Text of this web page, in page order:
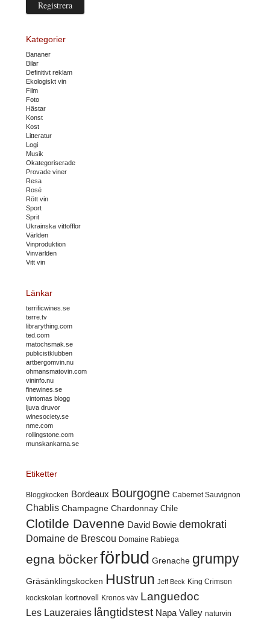
Kategorier
Bananer
Bilar
Definitivt reklam
Ekologiskt vin
Film
Foto
Hästar
Konst
Kost
Litteratur
Logi
Musik
Okategoriserade
Provade viner
Resa
Rosé
Rött vin
Sport
Sprit
Ukrainska vittofflor
Världen
Vinproduktion
Vinvärlden
Vitt vin
Länkar
terrificwines.se
terre.tv
librarything.com
ted.com
matochsmak.se
publicistklubben
artbergomvin.nu
ohmansmatovin.com
vininfo.nu
finewines.se
vintomas blogg
ljuva druvor
winesociety.se
nme.com
rollingstone.com
munskankarna.se
Etiketter
Bloggkocken Bordeaux Bourgogne Cabernet Sauvignon
Chablis Champagne Chardonnay Chile
Clotilde Davenne David Bowie demokrati
Domaine de Brescou Domaine Rabiega
egna böckerförbud Grenache grumpy
Gräsänklingskocken Hustrun Jeff Beck King Crimson
kockskolan kortnovell Kronos väv Languedoc
Les Lauzeraies långtidstest Napa Valley naturvin